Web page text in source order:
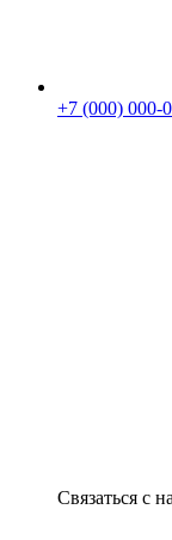
+7 (000) 000-
Связаться с